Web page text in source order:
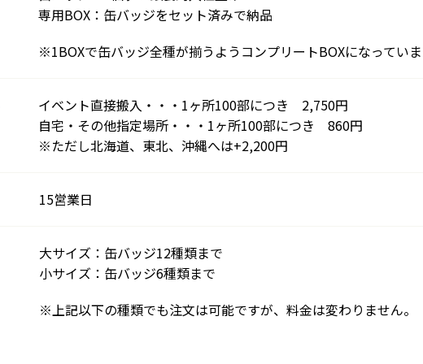
専用BOX：缶バッジをセット済みで納品
※1BOXで缶バッジ全種が揃うようコンプリートBOXになってい
イベント直接搬入・・・1ヶ所100部につき 2,750円
自宅・その他指定場所・・・1ヶ所100部につき 860円
※ただし北海道、東北、沖縄へは+2,200円
15営業日
大サイズ：缶バッジ12種類まで
小サイズ：缶バッジ6種類まで
※上記以下の種類でも注文は可能ですが、料金は変わりません。